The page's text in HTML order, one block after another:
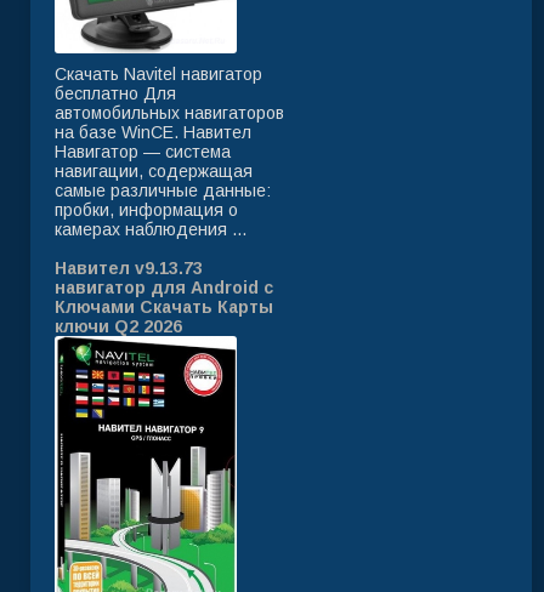
Скачать Navitel навигатор
бесплатно Для
автомобильных навигаторов
на базе WinCE. Навител
Навигатор — система
навигации, содержащая
самые различные данные:
пробки, информация о
камерах наблюдения ...
Навител v9.13.73
навигатор для Android с
Ключами Скачать Карты
ключи Q2 2026